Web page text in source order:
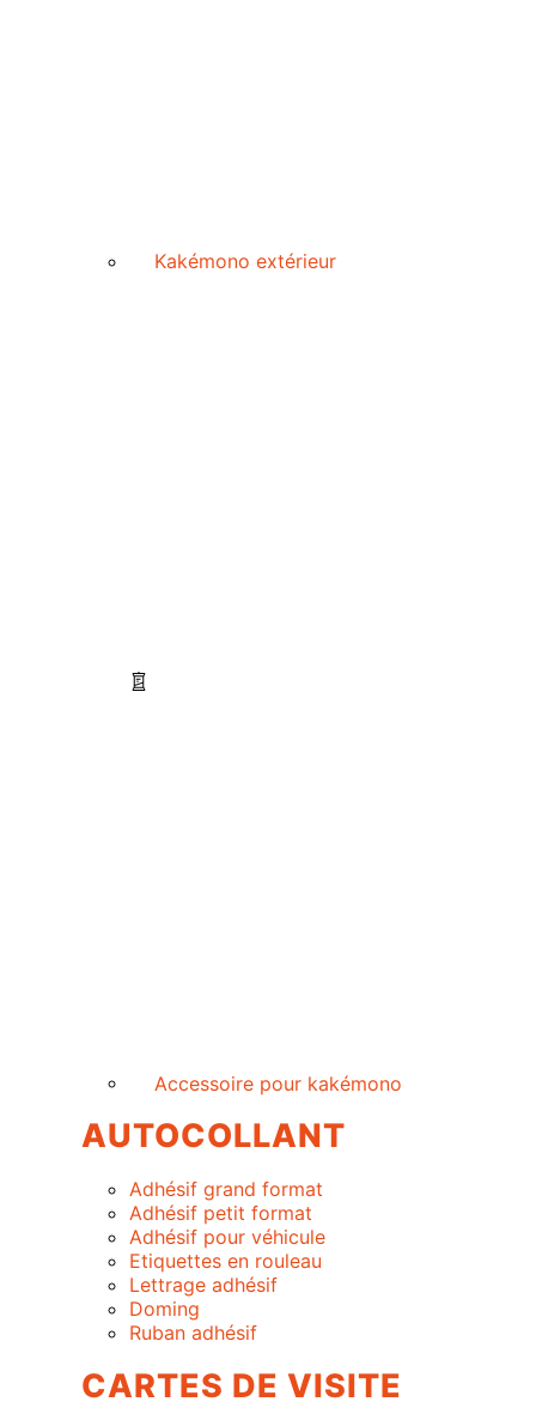
Kakémono extérieur
Accessoire pour kakémono
AUTOCOLLANT
Adhésif grand format
Adhésif petit format
Adhésif pour véhicule
Etiquettes en rouleau
Lettrage adhésif
Doming
Ruban adhésif
CARTES DE VISITE